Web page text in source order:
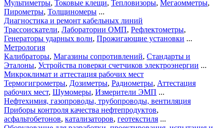
Мультиметры, Токовые клещи, Тепловизоры, Мегаомметры,
Пирометры, Толщиномеры ...
Диагностика и ремонт кабельных линий
Трассоискатели, Лаборатории ОМП, Рефлектометры,
Генераторы ударных волн, Прожигающие установки ...
Метрология
Калибраторы, Магазины сопротивлений, Стандарты и
Эталоны, Устройства поверки счетчиков электроэнергии ...
Микроклимат и аттестация рабочих мест
Термогигрометры, Дозиметры, Радиометры, Аттестация
рабочих мест, Шумомеры, Измерители ЭМП ...
Нефтехимия, газопроводы, трубопроводы, вентиляция
Приборы контроля качества нефтепродуктов,
асфальтобетонов, катализаторов, геотекстиля ...